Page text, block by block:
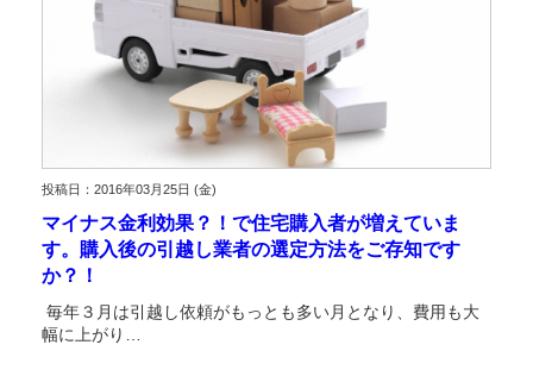
投稿日：2016年03月25日 (金)
マイナス金利効果？！で住宅購入者が増えていま
す。購入後の引越し業者の選定方法をご存知です
か？！
毎年３月は引越し依頼がもっとも多い月となり、費用も大
幅に上がり…